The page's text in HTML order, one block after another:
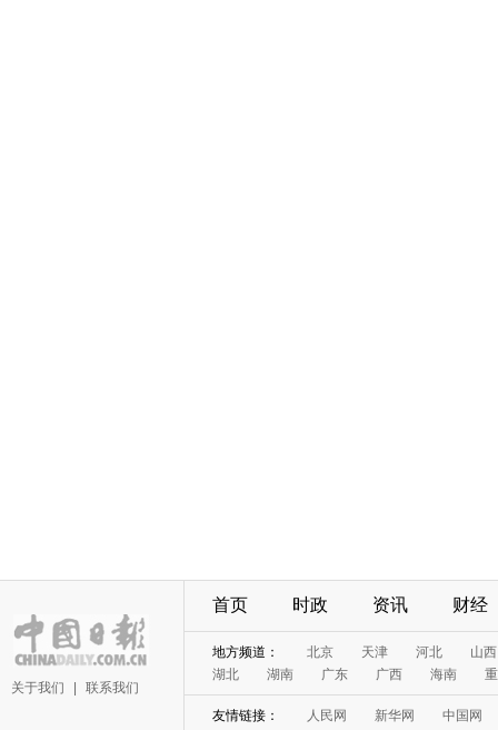
关于我们 联系我们
首页 时政 资讯 财经
地方频道： 北京 天津 河北
山西
湖北
湖南 广东 广西 海南
友情链接： 人民网 新华网
中国网